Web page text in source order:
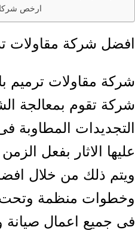
افضل شركة مقاولات
شركة مقاولات ترميم
شركة تقوم بمعالجة
التجديدات المطاوبة
عليها الاثار بفعل
ويتم ذلك من خلال
وخطوات منظمة
فى جميع اعمال صيانة